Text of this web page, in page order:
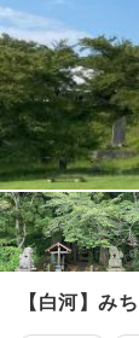
【白河】み